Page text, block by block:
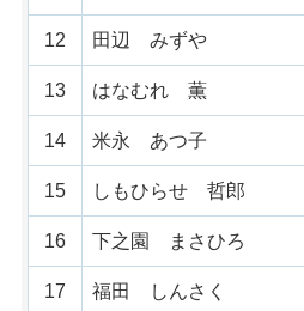
12 田辺 みずや
13 はなむれ 薫
14 米永 あつ子
15 しもひらせ 哲郎
16 下之園 まさひろ
17 福田 しんさく